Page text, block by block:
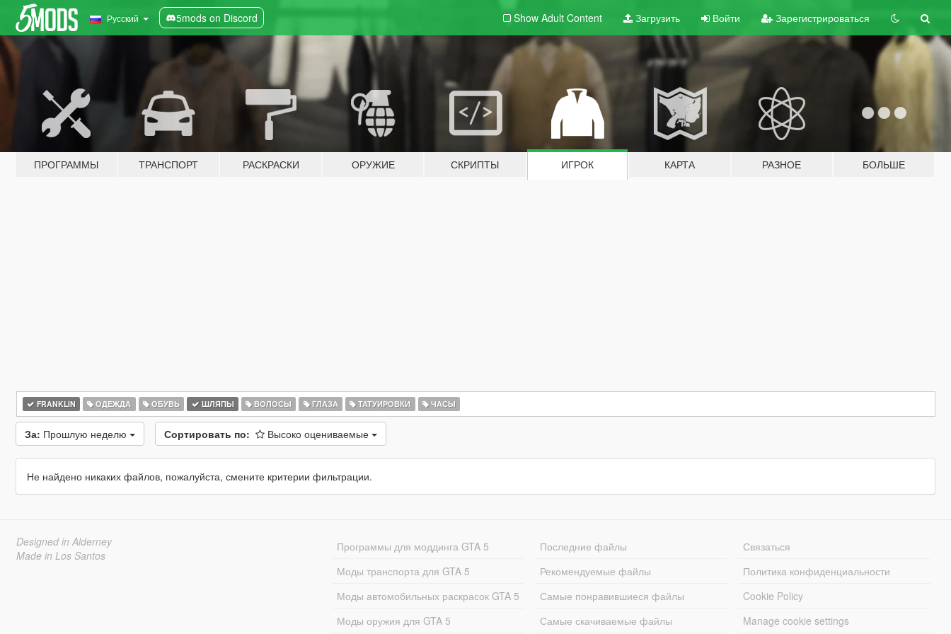
Русский 5mods on Discord Show Adult Content Загрузить Войти Зарегистрироваться
ПРОГРАММЫ ТРАНСПОРТ РАСКРАСКИ ОРУЖИЕ СКРИПТЫ ИГРОК КАРТА РАЗНОЕ БОЛЬШЕ
FRANKLIN ОДЕЖДА ОБУВЬ ШЛЯПЫ ВОЛОСЫ ГЛАЗА ТАТУИРОВКИ ЧАСЫ
За: Прошлую неделю Сортировать по: Высоко оцениваемые
Не найдено никаких файлов, пожалуйста, смените критерии фильтрации.
Designed in Alderney
Made in Los Santos
Программы для моддинга GTA 5
Моды транспорта для GTA 5
Моды автомобильных раскрасок GTA 5
Моды оружия для GTA 5
Последние файлы
Рекомендуемые файлы
Самые понравившиеся файлы
Самые скачиваемые файлы
Связаться
Политика конфиденциальности
Cookie Policy
Manage cookie settings